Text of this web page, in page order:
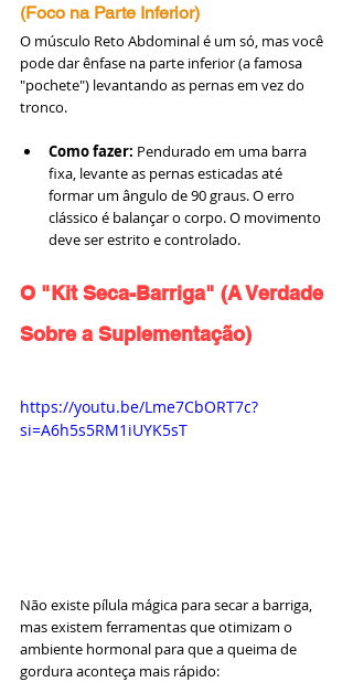
(Foco na Parte Inferior)
O músculo Reto Abdominal é um só, mas você
pode dar ênfase na parte inferior (a famosa
"pochete") levantando as pernas em vez do
tronco.
Como fazer: Pendurado em uma barra
fixa, levante as pernas esticadas até
formar um ângulo de 90 graus. O erro
clássico é balançar o corpo. O movimento
deve ser estrito e controlado.
O "Kit Seca-Barriga" (A Verdade
Sobre a Suplementação)
https://youtu.be/Lme7CbORT7c?
si=A6h5s5RM1iUYK5sT
Não existe pílula mágica para secar a barriga,
mas existem ferramentas que otimizam o
ambiente hormonal para que a queima de
gordura aconteça mais rápido: